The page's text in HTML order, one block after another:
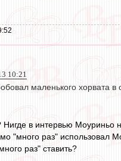
10:21
маленького хорвата
в интервью Моуриньо
"много раз" использовал
раз" ставить?